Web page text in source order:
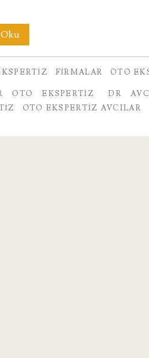
OkuDr
Avcılar
Oto
Ekspertiz
FIRMALAR OTO
OTO EKSPERTIZ DR
OTO EKSPERTIZ AVCILAR